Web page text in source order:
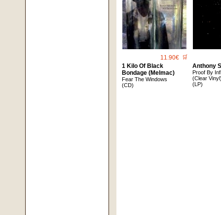
11.90€ 🛒
1 Kilo Of Black
Bondage (Melmac)
Fear The Windows
(CD)
Anthony
Proof By
(Clear
(LP)